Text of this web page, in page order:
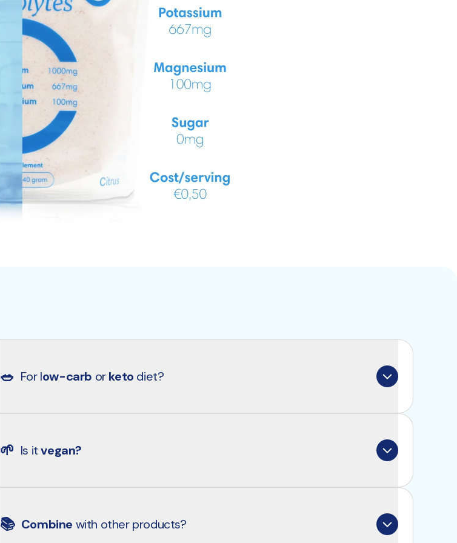
🥗 For low-carb or keto diet?
or keto diet. The formula is low in carbohydrates and fits into a wide range of eating
habits. This way, you can maintain your electrolyte levels without adding any
🌱 Is it vegan?
purely plant-based and mineral ingredients, including Himalaya salt, potassium
citrate, magnesium malate, natural flavors, citric acid, and Reb-m. We ensure there
📚 Combine with other products?